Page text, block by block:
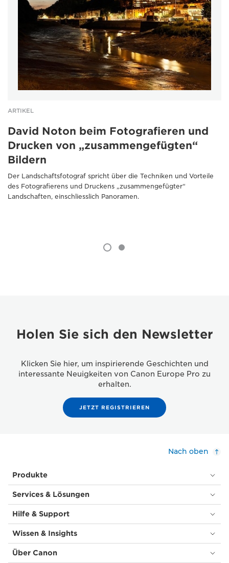
ARTIKEL
David Noton beim Fotografieren und
Drucken von „zusammengefügten“
Bildern
Der Landschaftsfotograf spricht über die Techniken und Vorteile
des Fotografierens und Druckens „zusammengefügter“
Landschaften, einschliesslich Panoramen.
Holen Sie sich den Newsletter
Klicken Sie hier, um inspirierende Geschichten und
interessante Neuigkeiten von Canon Europe Pro zu
erhalten.
JETZT REGISTRIEREN
Nach oben
Produkte
Services & Lösungen
Hilfe & Support
Wissen & Insights
Über Canon